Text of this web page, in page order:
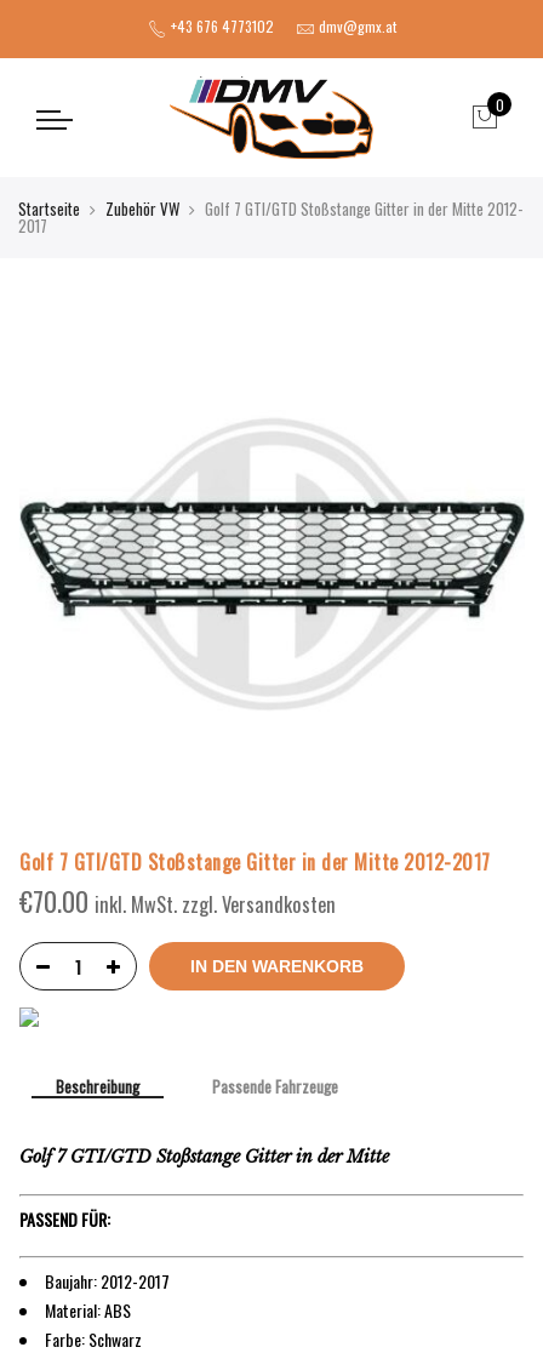
+43 676 4773102 dmv@gmx.at
0
Startseite Zubehör VW Golf 7 GTI/GTD Stoßstange Gitter in der Mitte 2012-
2017
Golf 7 GTI/GTD Stoßstange Gitter in der Mitte 2012-2017
€70.00 inkl. MwSt. zzgl. Versandkosten
IN DEN WARENKORB
Beschreibung Passende Fahrzeuge
Golf 7 GTI/GTD Stoßstange Gitter in der Mitte
PASSEND FÜR:
Baujahr: 2012-2017
Material: ABS
Farbe: Schwarz